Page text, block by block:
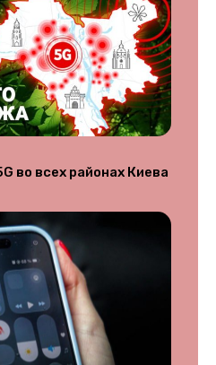
во всех районах Киева